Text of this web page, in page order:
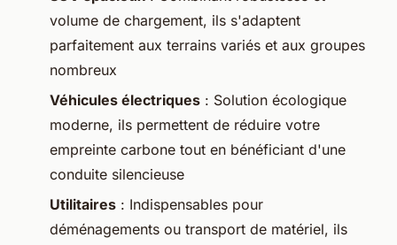
volume de chargement, ils s'adaptent
parfaitement aux terrains variés et aux groupes
nombreux
Véhicules électriques : Solution écologique
moderne, ils permettent de réduire votre
empreinte carbone tout en bénéficiant d'une
conduite silencieuse
Utilitaires : Indispensables pour
déménagements ou transport de matériel, ils